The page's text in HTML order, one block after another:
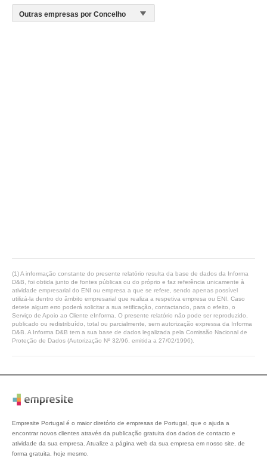
(1) A informação constante do presente relatório resulta da base de dados da Informa
D&B, foi obtida junto de fontes públicas ou do próprio e faz referência unicamente à
atividade empresarial do ENI ou empresa a que se refere, sendo apenas possível
utilizá-la dentro do âmbito empresarial que realiza a respetiva empresa ou ENI. Caso
detete algum erro poderá solicitar a sua retificação, contactando, para o efeito, o
Serviço de Apoio ao Cliente eInforma. O presente relatório não pode ser reproduzido,
publicado ou redistribuído, total ou parcialmente, sem autorização expressa da Informa
D&B. A Informa D&B tem a sua base de dados legalizada pela Comissão Nacional de
Proteção de Dados (Autorização Nº 32/96, emitida a 27/02/1996).
Empresite Portugal é o maior diretório de empresas de Portugal, que o ajuda a
encontrar novos clientes através da publicação gratuita dos dados de contacto e
atividade da sua empresa. Atualize a página web da sua empresa em nosso site, de
forma gratuita, hoje mesmo.